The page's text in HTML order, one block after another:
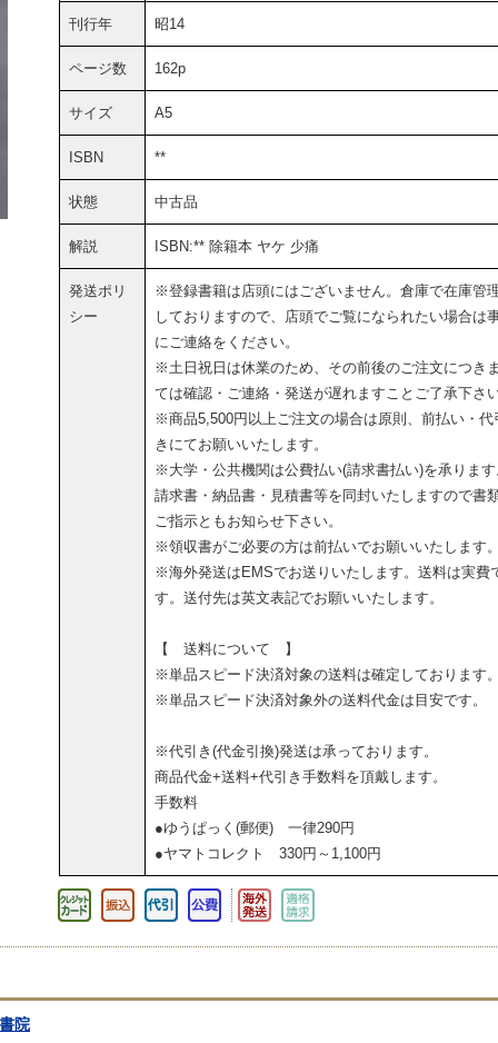
刊行年 昭14
ページ数 162p
サイズ A5
ISBN **
状態 中古品
解説 ISBN:** 除籍本 ヤケ 少痛
発送ポリ
シー
※登録書籍は店頭にはございません。倉庫で在庫管
しておりますので、店頭でご覧になられたい場合は
にご連絡をください。
※土日祝日は休業のため、その前後のご注文につき
ては確認・ご連絡・発送が遅れますことご了承下さい
※商品5,500円以上ご注文の場合は原則、前払い・代
きにてお願いいたします。
※大学・公共機関は公費払い(請求書払い)を承ります
請求書・納品書・見積書等を同封いたしますので書
ご指示ともお知らせ下さい。
※領収書がご必要の方は前払いでお願いいたします。
※海外発送はEMSでお送りいたします。送料は実費
す。送付先は英文表記でお願いいたします。
【 送料について 】
※単品スピード決済対象の送料は確定しております。
※単品スピード決済対象外の送料代金は目安です。
※代引き(代金引換)発送は承っております。
商品代金+送料+代引き手数料を頂戴します。
手数料
●ゆうぱっく(郵便) 一律290円
●ヤマトコレクト 330円～1,100円
院